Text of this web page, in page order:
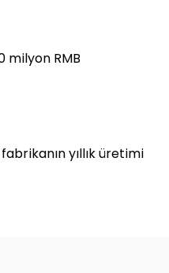
milyon RMB
fabrikanın yıllık üretimi